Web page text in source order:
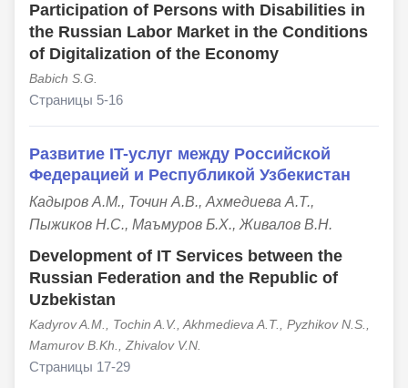
Participation of Persons with Disabilities in
the Russian Labor Market in the Conditions
of Digitalization of the Economy
Babich S.G.
Страницы 5-16
Развитие IT-услуг между Российской
Федерацией и Республикой Узбекистан
Кадыров А.М., Точин А.В., Ахмедиева А.Т.,
Пыжиков Н.С., Маъмуров Б.Х., Живалов В.Н.
Development of IT Services between the
Russian Federation and the Republic of
Uzbekistan
Kadyrov A.M., Tochin A.V., Akhmedieva A.T., Pyzhikov N.S.,
Mamurov B.Kh., Zhivalov V.N.
Страницы 17-29